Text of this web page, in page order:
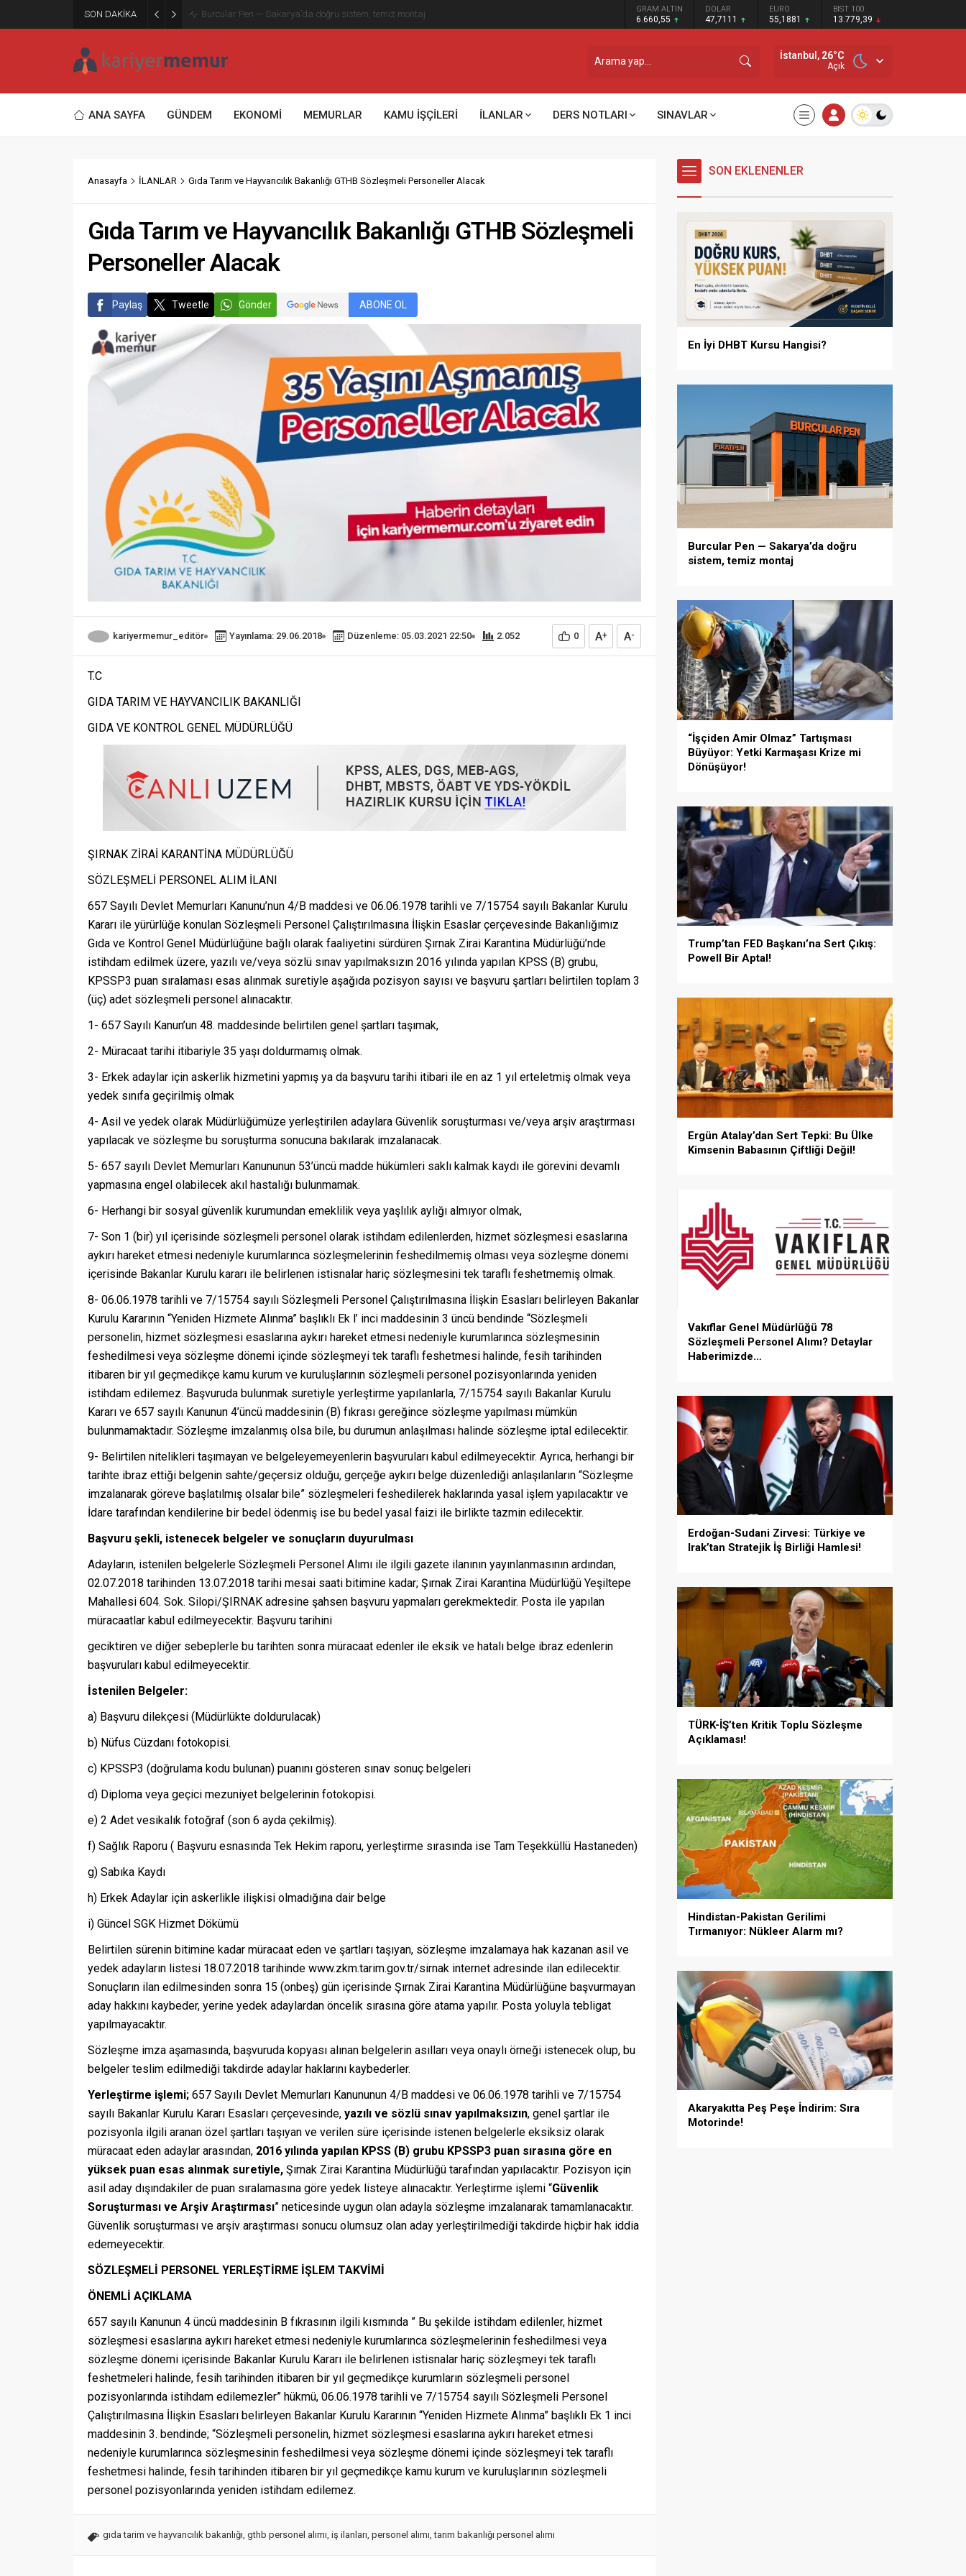
SON DAKİKA Burcular Pen — Sakarya’da doğru sistem, temiz montaj GRAM ALTIN
6.660,55
DOLAR
47,7111
EURO
55,1881
BIST 100
13.779,39
İstanbul, 26°C
Açık
ANA SAYFA GÜNDEM EKONOMİ MEMURLAR KAMU İŞÇİLERİ İLANLAR DERS NOTLARI SINAVLAR
Anasayfa İLANLAR Gıda Tarım ve Hayvancılık Bakanlığı GTHB Sözleşmeli Personeller Alacak
Gıda Tarım ve Hayvancılık Bakanlığı GTHB Sözleşmeli
Personeller Alacak
Paylaş Tweetle Gönder ABONE OL
kariyermemur_editör Yayınlama: 29.06.2018 Düzenleme: 05.03.2021 22:50 2.052 0 A+ A-
T.C
GIDA TARIM VE HAYVANCILIK BAKANLIĞI
GIDA VE KONTROL GENEL MÜDÜRLÜĞÜ
ŞIRNAK ZİRAİ KARANTİNA MÜDÜRLÜĞÜ
SÖZLEŞMELİ PERSONEL ALIM İLANI
657 Sayılı Devlet Memurları Kanunu’nun 4/B maddesi ve 06.06.1978 tarihli ve 7/15754 sayılı Bakanlar Kurulu
Kararı ile yürürlüğe konulan Sözleşmeli Personel Çalıştırılmasına İlişkin Esaslar çerçevesinde Bakanlığımız
Gıda ve Kontrol Genel Müdürlüğüne bağlı olarak faaliyetini sürdüren Şırnak Zirai Karantina Müdürlüğü’nde
istihdam edilmek üzere, yazılı ve/veya sözlü sınav yapılmaksızın 2016 yılında yapılan KPSS (B) grubu,
KPSSP3 puan sıralaması esas alınmak suretiyle aşağıda pozisyon sayısı ve başvuru şartları belirtilen toplam 3
(üç) adet sözleşmeli personel alınacaktır.
1- 657 Sayılı Kanun’un 48. maddesinde belirtilen genel şartları taşımak,
2- Müracaat tarihi itibariyle 35 yaşı doldurmamış olmak.
3- Erkek adaylar için askerlik hizmetini yapmış ya da başvuru tarihi itibari ile en az 1 yıl erteletmiş olmak veya
yedek sınıfa geçirilmiş olmak
4- Asil ve yedek olarak Müdürlüğümüze yerleştirilen adaylara Güvenlik soruşturması ve/veya arşiv araştırması
yapılacak ve sözleşme bu soruşturma sonucuna bakılarak imzalanacak.
5- 657 sayılı Devlet Memurları Kanununun 53’üncü madde hükümleri saklı kalmak kaydı ile görevini devamlı
yapmasına engel olabilecek akıl hastalığı bulunmamak.
6- Herhangi bir sosyal güvenlik kurumundan emeklilik veya yaşlılık aylığı almıyor olmak,
7- Son 1 (bir) yıl içerisinde sözleşmeli personel olarak istihdam edilenlerden, hizmet sözleşmesi esaslarına
aykırı hareket etmesi nedeniyle kurumlarınca sözleşmelerinin feshedilmemiş olması veya sözleşme dönemi
içerisinde Bakanlar Kurulu kararı ile belirlenen istisnalar hariç sözleşmesini tek taraflı feshetmemiş olmak.
8- 06.06.1978 tarihli ve 7/15754 sayılı Sözleşmeli Personel Çalıştırılmasına İlişkin Esasları belirleyen Bakanlar
Kurulu Kararının “Yeniden Hizmete Alınma” başlıklı Ek l’ inci maddesinin 3 üncü bendinde “Sözleşmeli
personelin, hizmet sözleşmesi esaslarına aykırı hareket etmesi nedeniyle kurumlarınca sözleşmesinin
feshedilmesi veya sözleşme dönemi içinde sözleşmeyi tek taraflı feshetmesi halinde, fesih tarihinden
itibaren bir yıl geçmedikçe kamu kurum ve kuruluşlarının sözleşmeli personel pozisyonlarında yeniden
istihdam edilemez. Başvuruda bulunmak suretiyle yerleştirme yapılanlarla, 7/15754 sayılı Bakanlar Kurulu
Kararı ve 657 sayılı Kanunun 4’üncü maddesinin (B) fıkrası gereğince sözleşme yapılması mümkün
bulunmamaktadır. Sözleşme imzalanmış olsa bile, bu durumun anlaşılması halinde sözleşme iptal edilecektir.
9- Belirtilen nitelikleri taşımayan ve belgeleyemeyenlerin başvuruları kabul edilmeyecektir. Ayrıca, herhangi bir
tarihte ibraz ettiği belgenin sahte/geçersiz olduğu, gerçeğe aykırı belge düzenlediği anlaşılanların “Sözleşme
imzalanarak göreve başlatılmış olsalar bile” sözleşmeleri feshedilerek haklarında yasal işlem yapılacaktır ve
İdare tarafından kendilerine bir bedel ödenmiş ise bu bedel yasal faizi ile birlikte tazmin edilecektir.
Başvuru şekli, istenecek belgeler ve sonuçların duyurulması
Adayların, istenilen belgelerle Sözleşmeli Personel Alımı ile ilgili gazete ilanının yayınlanmasının ardından,
02.07.2018 tarihinden 13.07.2018 tarihi mesai saati bitimine kadar; Şırnak Zirai Karantina Müdürlüğü Yeşiltepe
Mahallesi 604. Sok. Silopi/ŞIRNAK adresine şahsen başvuru yapmaları gerekmektedir. Posta ile yapılan
müracaatlar kabul edilmeyecektir. Başvuru tarihini
geciktiren ve diğer sebeplerle bu tarihten sonra müracaat edenler ile eksik ve hatalı belge ibraz edenlerin
başvuruları kabul edilmeyecektir.
İstenilen Belgeler:
a) Başvuru dilekçesi (Müdürlükte doldurulacak)
b) Nüfus Cüzdanı fotokopisi.
c) KPSSP3 (doğrulama kodu bulunan) puanını gösteren sınav sonuç belgeleri
d) Diploma veya geçici mezuniyet belgelerinin fotokopisi.
e) 2 Adet vesikalık fotoğraf (son 6 ayda çekilmiş).
f) Sağlık Raporu ( Başvuru esnasında Tek Hekim raporu, yerleştirme sırasında ise Tam Teşekküllü Hastaneden)
g) Sabıka Kaydı
h) Erkek Adaylar için askerlikle ilişkisi olmadığına dair belge
i) Güncel SGK Hizmet Dökümü
Belirtilen sürenin bitimine kadar müracaat eden ve şartları taşıyan, sözleşme imzalamaya hak kazanan asil ve
yedek adayların listesi 18.07.2018 tarihinde www.zkm.tarim.gov.tr/sirnak internet adresinde ilan edilecektir.
Sonuçların ilan edilmesinden sonra 15 (onbeş) gün içerisinde Şırnak Zirai Karantina Müdürlüğüne başvurmayan
aday hakkını kaybeder, yerine yedek adaylardan öncelik sırasına göre atama yapılır. Posta yoluyla tebligat
yapılmayacaktır.
Sözleşme imza aşamasında, başvuruda kopyası alınan belgelerin asılları veya onaylı örneği istenecek olup, bu
belgeler teslim edilmediği takdirde adaylar haklarını kaybederler.
Yerleştirme işlemi; 657 Sayılı Devlet Memurları Kanununun 4/B maddesi ve 06.06.1978 tarihli ve 7/15754
sayılı Bakanlar Kurulu Kararı Esasları çerçevesinde, yazılı ve sözlü sınav yapılmaksızın, genel şartlar ile
pozisyonla ilgili aranan özel şartları taşıyan ve verilen süre içerisinde istenen belgelerle eksiksiz olarak
müracaat eden adaylar arasından, 2016 yılında yapılan KPSS (B) grubu KPSSP3 puan sırasına göre en
yüksek puan esas alınmak suretiyle, Şırnak Zirai Karantina Müdürlüğü tarafından yapılacaktır. Pozisyon için
asil aday dışındakiler de puan sıralamasına göre yedek listeye alınacaktır. Yerleştirme işlemi “Güvenlik
Soruşturması ve Arşiv Araştırması” neticesinde uygun olan adayla sözleşme imzalanarak tamamlanacaktır.
Güvenlik soruşturması ve arşiv araştırması sonucu olumsuz olan aday yerleştirilmediği takdirde hiçbir hak iddia
edemeyecektir.
SÖZLEŞMELİ PERSONEL YERLEŞTİRME İŞLEM TAKVİMİ
ÖNEMLİ AÇIKLAMA
657 sayılı Kanunun 4 üncü maddesinin B fıkrasının ilgili kısmında ” Bu şekilde istihdam edilenler, hizmet
sözleşmesi esaslarına aykırı hareket etmesi nedeniyle kurumlarınca sözleşmelerinin feshedilmesi veya
sözleşme dönemi içerisinde Bakanlar Kurulu Kararı ile belirlenen istisnalar hariç sözleşmeyi tek taraflı
feshetmeleri halinde, fesih tarihinden itibaren bir yıl geçmedikçe kurumların sözleşmeli personel
pozisyonlarında istihdam edilemezler” hükmü, 06.06.1978 tarihli ve 7/15754 sayılı Sözleşmeli Personel
Çalıştırılmasına İlişkin Esasları belirleyen Bakanlar Kurulu Kararının “Yeniden Hizmete Alınma” başlıklı Ek 1 inci
maddesinin 3. bendinde; “Sözleşmeli personelin, hizmet sözleşmesi esaslarına aykırı hareket etmesi
nedeniyle kurumlarınca sözleşmesinin feshedilmesi veya sözleşme dönemi içinde sözleşmeyi tek taraflı
feshetmesi halinde, fesih tarihinden itibaren bir yıl geçmedikçe kamu kurum ve kuruluşlarının sözleşmeli
personel pozisyonlarında yeniden istihdam edilemez.
gıda tarim ve hayvancılık bakanlığı, gthb personel alımı, iş ilanları, personel alımı,tarım bakanlığı personel alımı
SON EKLENENLER
En İyi DHBT Kursu Hangisi?
Burcular Pen — Sakarya’da doğru
sistem, temiz montaj
“İşçiden Amir Olmaz” Tartışması
Büyüyor: Yetki Karmaşası Krize mi
Dönüşüyor!
Trump’tan FED Başkanı’na Sert Çıkış:
Powell Bir Aptal!
Ergün Atalay’dan Sert Tepki: Bu Ülke
Kimsenin Babasının Çiftliği Değil!
Vakıflar Genel Müdürlüğü 78
Sözleşmeli Personel Alımı? Detaylar
Haberimizde…
Erdoğan-Sudani Zirvesi: Türkiye ve
Irak’tan Stratejik İş Birliği Hamlesi!
TÜRK-İŞ’ten Kritik Toplu Sözleşme
Açıklaması!
Hindistan-Pakistan Gerilimi
Tırmanıyor: Nükleer Alarm mı?
Akaryakıtta Peş Peşe İndirim: Sıra
Motorinde!